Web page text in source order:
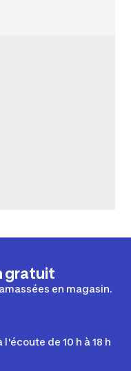
gratuit
en magasin.
de 10 h à 18 h